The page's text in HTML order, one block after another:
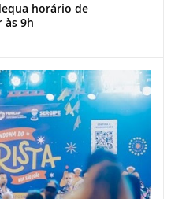
horário de
às 9h